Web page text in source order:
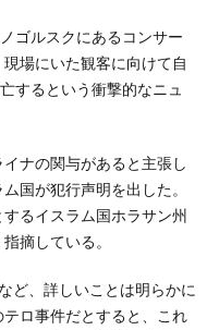
ゴルスクにあるコンサー
場にいた観客に向けて自
するという衝撃的なニュ
ナの関与があると主張し
国が犯行声明を出した。
るイスラム国ホラサン州
摘している。
ど、詳しいことは明らかに
ロ事件だとすると、これ